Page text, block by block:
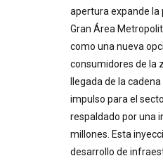
apertura expande la
Gran Área
como una nueva
consumidores de la
llegada de la
impulso para el
respaldado por una
millones. Esta
desarrollo de